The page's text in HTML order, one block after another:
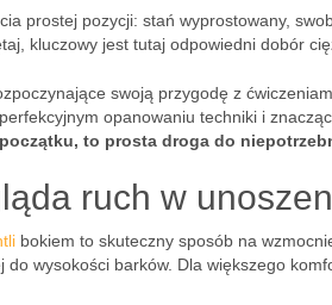
prostej pozycji: stań wyprostowany,
kluczowy jest tutaj odpowiedni dobór
swoją przygodę z
opanowaniu techniki i
to prosta droga do
ruch w
bokiem to skuteczny sposób na
do wysokości barków. Dla większego